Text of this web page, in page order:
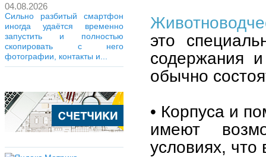
04.08.2026
Сильно разбитый смартфон
иногда удаётся временно
запустить и полностью
скопировать с него
фотографии, контакты и...
это
содержания
обычно
• Корпуса и
имеют
условиях, что